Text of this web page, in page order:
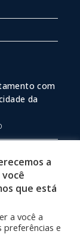
com
da
Qual
a
que está
a você a
preferências e